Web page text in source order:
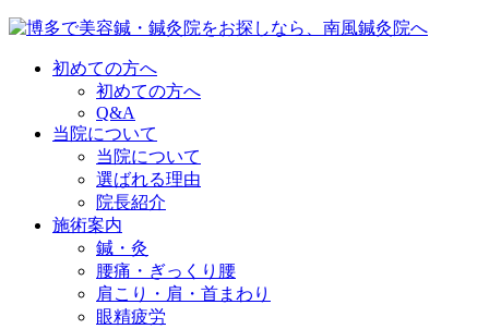
初めての方へ
初めての方へ
Q&A
当院について
当院について
選ばれる理由
院長紹介
施術案内
鍼・灸
腰痛・ぎっくり腰
肩こり・肩・首まわり
眼精疲労